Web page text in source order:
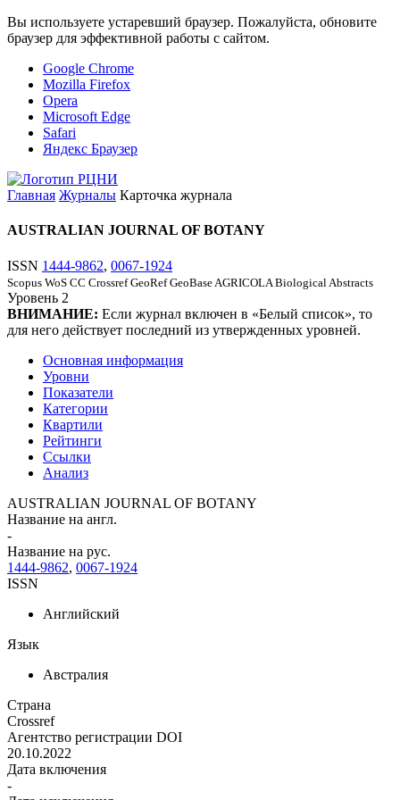
Вы используете устаревший браузер. Пожалуйста, обновите
браузер для эффективной работы с сайтом.
Google Chrome
Mozilla Firefox
Opera
Microsoft Edge
Safari
Яндекс Браузер
Главная Журналы Карточка журнала
AUSTRALIAN JOURNAL OF BOTANY
ISSN 1444-9862, 0067-1924
Scopus WoS CC Crossref GeoRef GeoBase AGRICOLA Biological Abstracts
Уровень 2
ВНИМАНИЕ: Если журнал включен в «Белый список», то
для него действует последний из утвержденных уровней.
Основная информация
Уровни
Показатели
Категории
Квартили
Рейтинги
Ссылки
Анализ
AUSTRALIAN JOURNAL OF BOTANY
Название на англ.
-
Название на рус.
1444-9862, 0067-1924
ISSN
Английский
Язык
Австралия
Страна
Crossref
Агентство регистрации DOI
20.10.2022
Дата включения
-